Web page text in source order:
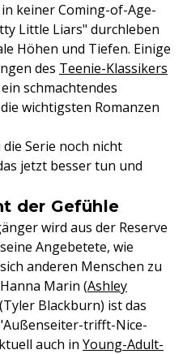
keiner Coming-of-Age-
Little Liars" durchleben
Höhen und Tiefen. Einige
des Teenie-Klassikers
schmachtendes
wichtigsten Romanzen
Serie noch nicht
jetzt besser tun und
der Gefühle
wird aus der Reserve
Angebetete, wie
anderen Menschen zu
Marin (Ashley
Blackburn) ist das
trifft-Nice-
auch in Young-Adult-